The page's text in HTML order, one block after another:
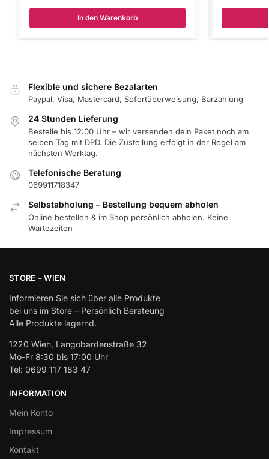
In den Warenkorb
Flexible und sichere Bezalarten
Paypal, Visa, Mastercard, Sofortüberweisung, Barzahlung
24 Stunden Lieferung
Bestelle bis 12:00 Uhr – wir versenden dein Paket noch am
selben Tag mit DPD. Die Zustellung erfolgt in der Regel am
nächsten Werktag.
Telefonische Beratung
069911718347
Selbstabholung – Bestellung bequem abholen
Online bestellen & im Shop persönlich abholen. Keine
Wartezeiten
STORE – WIEN
Informieren Sie sich über alle Produkte
bei uns im Store – Persönlich Berateung
Alle Produkte lagernd.
1220 Wien, Langobardenstraße 32
Mo-Fr 8:30 bis 17:00 Uhr
Tel: 0699 117 183 47
INFORMATION
Mein Konto
Impressum
Kontakt